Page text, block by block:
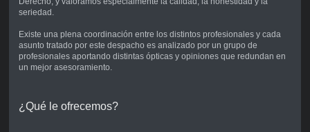
seriedad.
Existe una plena coordinación entre los distintos profesionales y cada
asunto tratado por este despacho es analizado por un grupo de
profesionales aportando distintas ópticas y opiniones que redundan en
un mejor asesoramiento.
¿Qué le ofrecemos?